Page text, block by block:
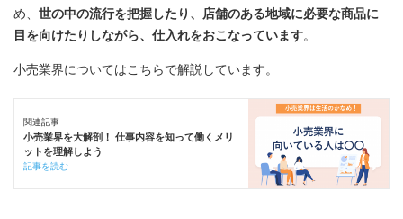
め、 世の中の流行を把握したり、店舗のある地域に必要な商品に
目を向けたりしながら、仕入れをおこなっています。
小売業界についてはこちらで解説しています。
関連記事
小売業界を大解剖！ 仕事内容を知って働くメリ
ットを理解しよう
記事を読む